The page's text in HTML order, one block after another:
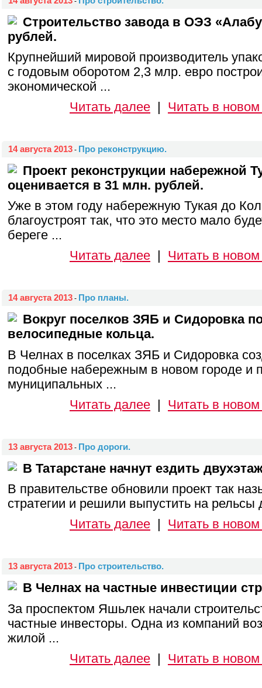
Строительство завода в ОЭЗ
рублей.
Крупнейший мировой производитель
с годовым оборотом 2,3 млр. евро
экономической ...
Читать далее
Читать в новом
14 августа 2013 - Про реконструкцию.
Проект реконструкции набережной
оценивается в 31 млн. рублей.
Уже в этом году набережную Тукая до
благоустроят так, что это место мало
береге ...
Читать далее
Читать в новом
14 августа 2013 - Про планы.
Вокруг поселков ЗЯБ и Сидоровка
велосипедные кольца.
В Челнах в поселках ЗЯБ и Сидоровка
подобные набережным в новом городе и
муниципальных ...
Читать далее
Читать в новом
13 августа 2013 - Про дороги.
В Татарстане начнут ездить
В правительстве обновили проект так
стратегии и решили выпустить на
Читать далее
Читать в новом
13 августа 2013 - Про строительство.
В Челнах на частные инвестиции
За проспектом Яшьлек начали
частные инвесторы. Одна из компаний
жилой ...
Читать далее
Читать в новом